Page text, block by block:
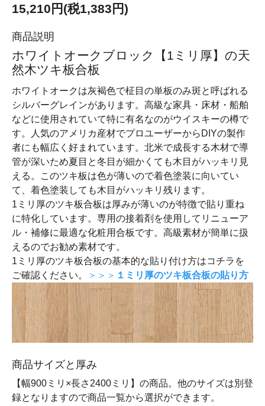
15,210円(税1,383円)
商品説明
ホワイトオークブロック【1ミリ厚】の天
然木ツキ板合板
ホワイトオークは灰褐色で柾目の単板のみ斑と呼ばれる
シルバーグレインがあります。高級な家具・床材・船舶
などに使用されていて特に有名なのがウイスキーの樽で
す。人気のアメリカ産材でプロユーザーからDIYの製作
者にも幅広く好まれています。北米で成長する木材で導
管が深いため夏目と冬目が細かくても木目がハッキリ見
える。このツキ板は色が薄いので着色塗装に向いてい
て、着色塗装しても木目がハッキリ残ります。
1ミリ厚のツキ板合板は厚みが薄いのが特徴で貼り重ね
に特化しています。専用の接着剤を使用してリニューア
ル・補修に最適な化粧用合板です。高級素材が簡単に扱
えるのでお勧め素材です。
1ミリ厚のツキ板合板の基本的な貼り付け方はコチラを
ご確認ください。
＞＞＞ １ミリ厚のツキ板合板の貼り方
商品サイズと厚み
【幅900ミリ×長さ2400ミリ】の商品。他のサイズは別登
録となりますので商品一覧から選択ができます。